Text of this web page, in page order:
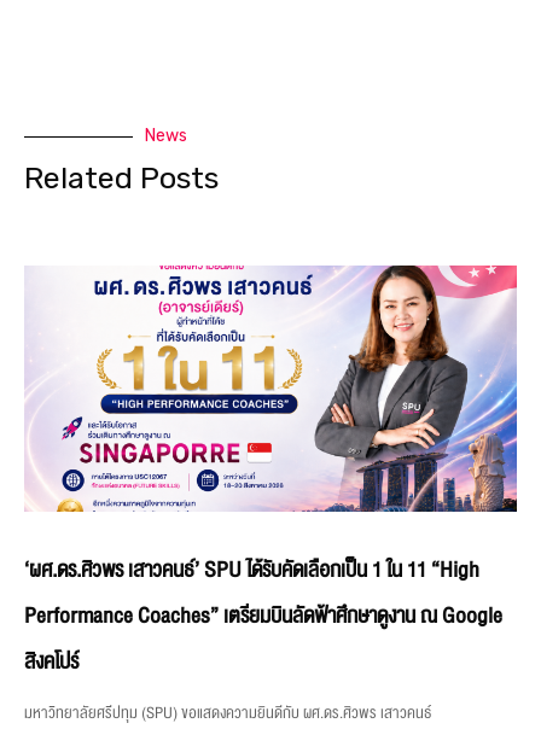
News
Related Posts
‘ผศ.ดร.ศิวพร เสาวคนธ์’ SPU ได้รับคัดเลือกเป็น 1 ใน 11 “High
Performance Coaches” เตรียมบินลัดฟ้าศึกษาดูงาน ณ Google
สิงคโปร์
มหาวิทยาลัยศรีปทุม (SPU) ขอแสดงความยินดีกับ ผศ.ดร.ศิวพร เสาวคนธ์